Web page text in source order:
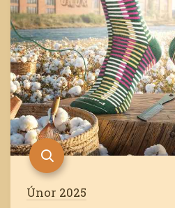
Únor 2025